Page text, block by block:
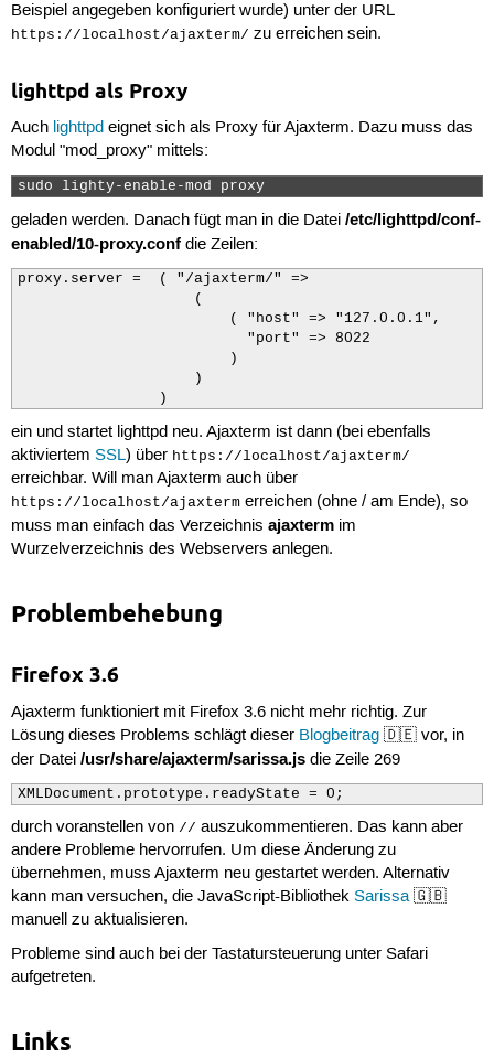
Beispiel angegeben konfiguriert wurde) unter der URL
https://localhost/ajaxterm/ zu erreichen sein.
lighttpd als Proxy
Auch lighttpdeignet sich als Proxy für Ajaxterm. Dazu muss das
Modul "mod_proxy" mittels:
sudo lighty-enable-mod proxy
geladen werden. Danach fügt man in die Datei /etc/lighttpd/conf-
enabled/10-proxy.confdie Zeilen:
proxy.server =  ( "/ajaxterm/" =>
                    (
                        ( "host" => "127.0.0.1",
                          "port" => 8022
                        )
                    )
                )
ein und startet lighttpd neu. Ajaxterm ist dann (bei ebenfalls
aktiviertem SSL) über https://localhost/ajaxterm/
erreichbar. Will man Ajaxterm auch über
https://localhost/ajaxtermerreichen (ohne / am Ende), so
muss man einfach das Verzeichnis ajaxtermim
Wurzelverzeichnis des Webservers anlegen.
Problembehebung
Firefox 3.6
Ajaxterm funktioniert mit Firefox 3.6 nicht mehr richtig. Zur
Lösung dieses Problems schlägt dieser Blogbeitrag🇩🇪 vor, in
der Datei /usr/share/ajaxterm/sarissa.jsdie Zeile 269
XMLDocument.prototype.readyState = 0;
durch voranstellen von // auszukommentieren. Das kann aber
andere Probleme hervorrufen. Um diese Änderung zu
übernehmen, muss Ajaxterm neu gestartet werden. Alternativ
kann man versuchen, die JavaScript-Bibliothek Sarissa🇬🇧
manuell zu aktualisieren.
Probleme sind auch bei der Tastatursteuerung unter Safari
aufgetreten.
Links